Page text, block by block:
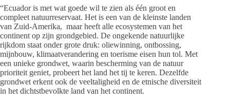
“Ecuador is met wat goede wil te zien als één groot en
compleet natuurreservaat. Het is een van de kleinste landen
van Zuid-Amerika, maar heeft alle ecosystemen van het
continent op zijn grondgebied. De ongekende natuurlijke
rijkdom staat onder grote druk: oliewinning, ontbossing,
mijnbouw, klimaatverandering en toerisme eisen hun tol. Met
een unieke grondwet, waarin bescherming van de natuur
prioriteit geniet, probeert het land het tij te keren. Dezelfde
grondwet erkent ook de veeltaligheid en de etnische diversiteit
in het dichtstbevolkte land van het continent.